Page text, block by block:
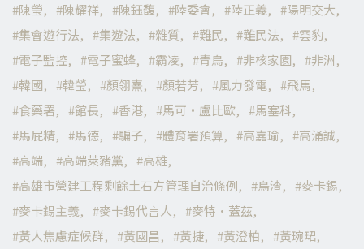
陳瑩
陳耀祥 陳鈺馥 陸委會 陸正義
陽明交大
集會遊行法
集遊法 雜質 難民 難民法
雲豹
電子監控
電子蜜蜂 霸凌 青鳥 非核家園
非洲
韓國
韓瑩 顏翎熹 顏若芳 風力發電
飛馬
食藥署
館長 香港 馬可·盧比歐
馬塞科
馬屁精
馬德 騙子 體育署預算 高嘉瑜
高涌誠
高端
高端萊豬黨
高雄
高雄市營建工程剩餘土石方管理自治條例
鳥渣
麥卡錫
麥卡錫主義
麥卡錫代言人
麥特·蓋茲
黃人焦慮症候群
黃國昌 黃捷 黃澄柏 黃琬珺